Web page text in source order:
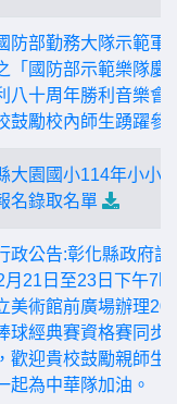
防部勤務大隊示範軍
「國防部示範樂隊慶
八十周年勝利音樂會
鼓勵校內師生踴躍參
大園國小114年小小
名錄取名單
政公告:彰化縣政府訂
月21日至23日下午7
美術館前廣場辦理
球經典賽資格賽同步
歡迎貴校鼓勵親師生
起為中華隊加油。